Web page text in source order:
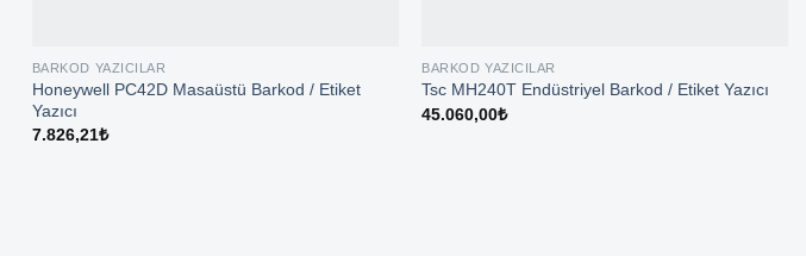
BARKOD YAZICILAR
Honeywell PC42D Masaüstü Barkod / Etiket
Yazıcı
7.826,21₺
BARKOD YAZICILAR
Tsc MH240T Endüstriyel Barkod / Etiket Yazıcı
45.060,00₺